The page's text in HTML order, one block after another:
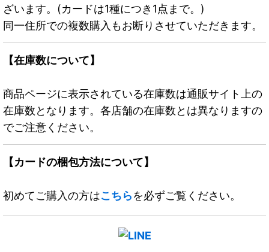
ざいます。(カードは1種につき1点まで。)
同一住所での複数購入もお断りさせていただきます。
【在庫数について】
商品ページに表示されている在庫数は通販サイト上の
在庫数となります。各店舗の在庫数とは異なりますの
でご注意ください。
【カードの梱包方法について】
初めてご購入の方はこちらを必ずご覧ください。